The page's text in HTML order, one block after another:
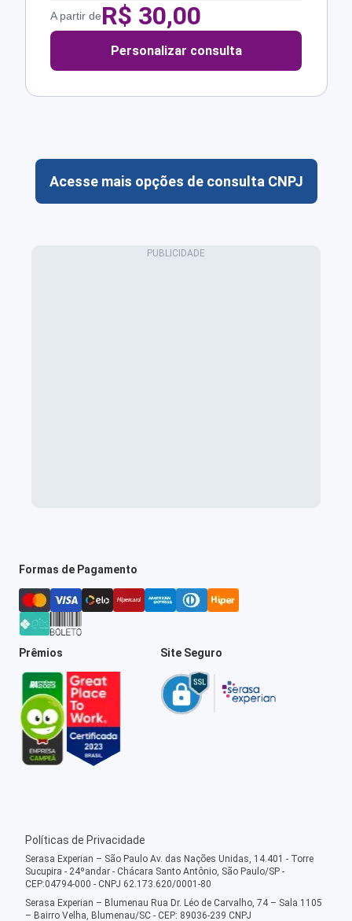
A partir deR$ 30,00
Personalizar consulta
Acesse mais opções de consulta CNPJ
Formas de Pagamento
Prêmios Site Seguro
Políticas de Privacidade
Serasa Experian – São Paulo Av. das Nações Unidas, 14.401 - Torre
Sucupira - 24ºandar - Chácara Santo Antônio, São Paulo/SP -
CEP:04794-000 - CNPJ 62.173.620/0001-80
Serasa Experian – Blumenau Rua Dr. Léo de Carvalho, 74 – Sala 1105
– Bairro Velha, Blumenau/SC - CEP: 89036-239 CNPJ